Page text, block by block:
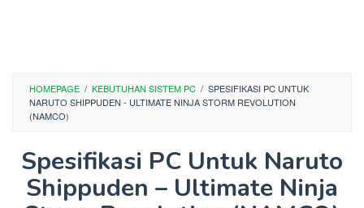
HOMEPAGE / KEBUTUHAN SISTEM PC / SPESIFIKASI PC UNTUK
NARUTO SHIPPUDEN - ULTIMATE NINJA STORM REVOLUTION
(NAMCO)
Spesifikasi PC Untuk Naruto
Shippuden – Ultimate Ninja